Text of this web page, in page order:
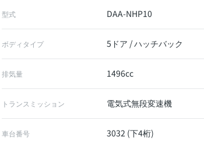
型式 DAA-NHP10
ボディタイプ 5ドア / ハッチバック
排気量 1496cc
トランスミッション 電気式無段変速機
車台番号 3032 (下4桁)